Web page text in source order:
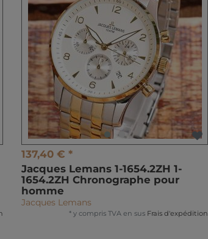
137,40 € *
Jacques Lemans 1-1654.2ZH 1-
1654.2ZH Chronographe pour
homme
Jacques Lemans
* y compris TVA en sus Frais d'expédition